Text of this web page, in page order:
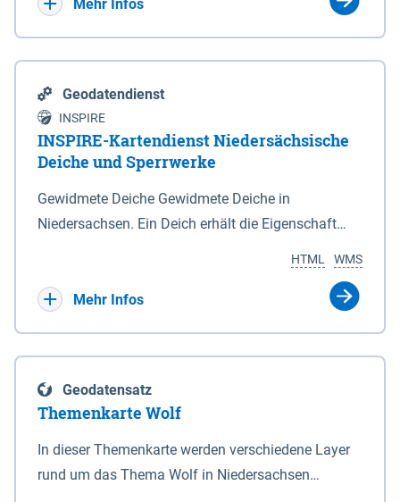
Mehr Infos
Geodatendienst
INSPIRE
INSPIRE-Kartendienst Niedersächsische
Deiche und Sperrwerke
Gewidmete Deiche Gewidmete Deiche in
Niedersachsen. Ein Deich erhält die Eigenschaft
Deichbehörde durch Verordnung ausspricht. Für
enthalten. Sperrwerke Sperrwerke sind Bauwerke
mit Sperrvorrichtungen in Tidegewässern, die dem
Schutz eines Gebietes vor erhöhten Tiden, vor allem
vor Sturmfluten, zu dienen bestimmt sind (§2 Abs.3
WMS
HTML
Mehr Infos
Geodatensatz
Themenkarte Wolf
In dieser Themenkarte werden verschiedene Layer
rund um das Thema Wolf in Niedersachsen